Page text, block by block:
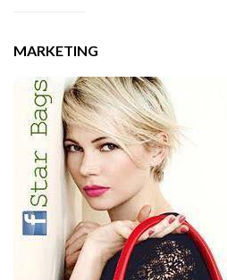
MARKETING